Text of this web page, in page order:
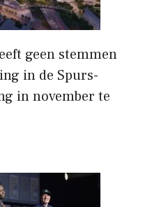
geen stemmen
in de Spurs-
in november te